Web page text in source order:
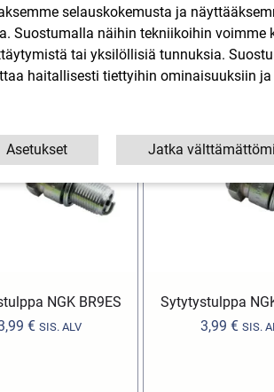
myös
NGK BR9ES
€ SIS. ALV
Sytytystulppa
3,99 € SIS.
selauskokemusta ja
Suostumalla näihin tekniikoihin voimme
tai yksilöllisiä tunnuksia.
haitallisesti tiettyihin ominaisuuksiin ja
Asetukset Jatka